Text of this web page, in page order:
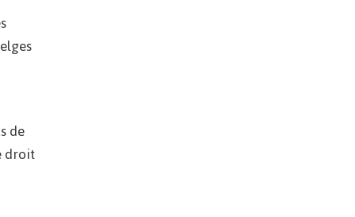
de
droit